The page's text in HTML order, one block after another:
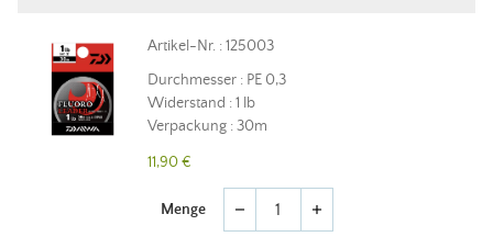
Artikel-Nr. : 125003
Durchmesser : PE 0,3
Widerstand : 1 lb
Verpackung : 30m
11,90 €
Menge remove add